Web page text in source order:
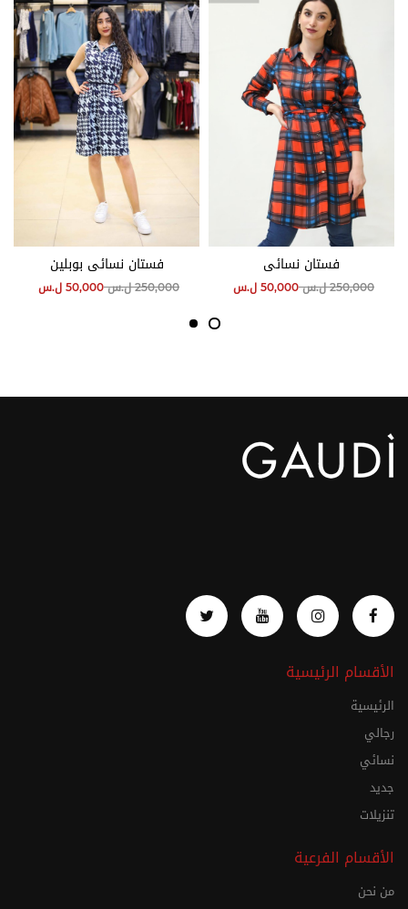
فستان نسائي
250,000ل.س50,000ل.س
فستان نسائي بوبلين
250,000ل.س50,000ل.س
الأقسام الرئيسية
الرئيسية
رجالي
نسائي
جديد
تنزيلات
الأقسام الفرعية
من نحن